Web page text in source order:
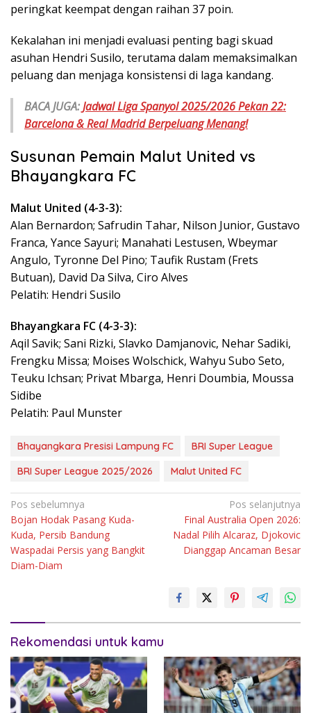
peringkat keempat dengan raihan 37 poin.
Kekalahan ini menjadi evaluasi penting bagi skuad
asuhan Hendri Susilo, terutama dalam memaksimalkan
peluang dan menjaga konsistensi di laga kandang.
BACA JUGA:Jadwal Liga Spanyol 2025/2026 Pekan 22:
Barcelona & Real Madrid Berpeluang Menang!
Susunan Pemain Malut United vs
Bhayangkara FC
Malut United (4-3-3):
Alan Bernardon; Safrudin Tahar, Nilson Junior, Gustavo
Franca, Yance Sayuri; Manahati Lestusen, Wbeymar
Angulo, Tyronne Del Pino; Taufik Rustam (Frets
Butuan), David Da Silva, Ciro Alves
Pelatih: Hendri Susilo
Bhayangkara FC (4-3-3):
Aqil Savik; Sani Rizki, Slavko Damjanovic, Nehar Sadiki,
Frengku Missa; Moises Wolschick, Wahyu Subo Seto,
Teuku Ichsan; Privat Mbarga, Henri Doumbia, Moussa
Sidibe
Pelatih: Paul Munster
Bhayangkara Presisi Lampung FC
BRI Super League
BRI Super League 2025/2026
Malut United FC
Navigasi
pos
Pos sebelumnya
Bojan Hodak Pasang Kuda-
Kuda, Persib Bandung
Waspadai Persis yang Bangkit
Diam-Diam
Pos selanjutnya
Final Australia Open 2026:
Nadal Pilih Alcaraz, Djokovic
Dianggap Ancaman Besar
Rekomendasi untuk kamu